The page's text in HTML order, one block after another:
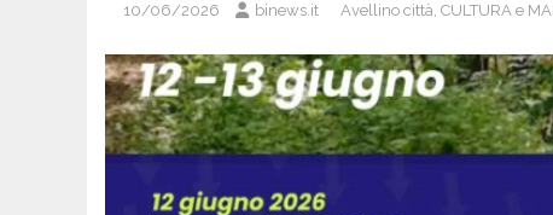
10/06/2026 binews.it Avellino città, CULTURA e